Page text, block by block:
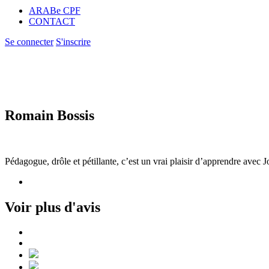
ARABe CPF
CONTACT
Se connecter S'inscrire
Romain Bossis
Pédagogue, drôle et pétillante, c’est un vrai plaisir d’apprendre avec
Voir plus d'avis